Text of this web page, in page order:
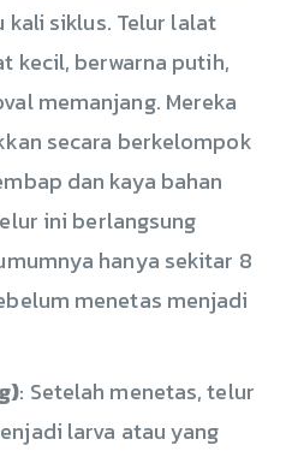
siklus. Telur lalat
kecil, berwarna putih,
memanjang. Mereka
secara berkelompok
dan kaya bahan
ini berlangsung
hanya sekitar 8
menetas menjadi
: Setelah menetas, telur
larva atau yang